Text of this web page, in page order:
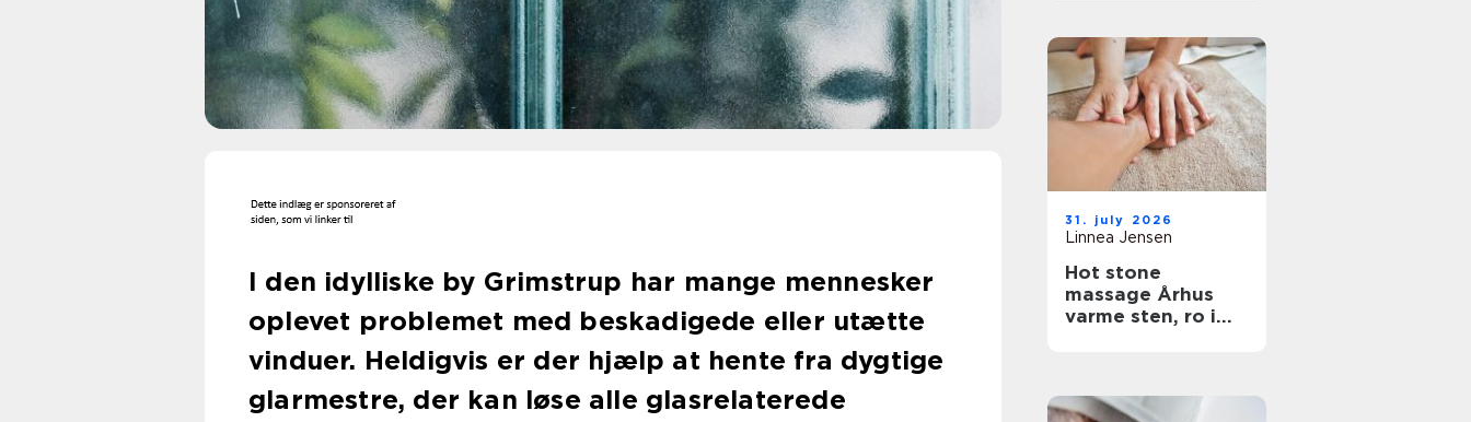
I den idylliske by Grimstrup har mange mennesker
oplevet problemet med beskadigede eller utætte
vinduer. Heldigvis er der hjælp at hente fra dygtige
glarmestre, der kan løse alle glasrelaterede
31. july 2026
Linnea Jensen
Hot stone
massage Århus
varme sten, ro i